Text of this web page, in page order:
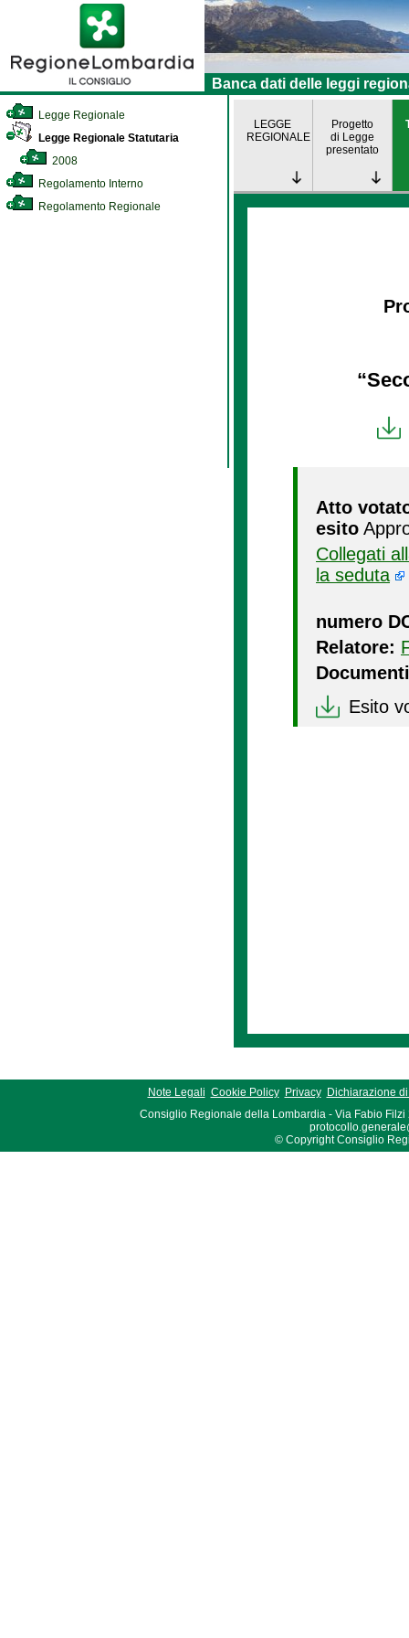
Banca dati delle leggi
Legge Regionale
Legge Regionale Statutaria
2008
Regolamento Interno
Regolamento Regionale
LEGGE
REGIONALE
Progetto
di Legge
presentato
Atto
esito
Collegati
la seduta
numero
Relatore:
Esito
Note Legali Cookie Policy Privacy
Dichiarazione
Consiglio Regionale della Lombardia - Via Fabio Filzi
© Copyright Consiglio